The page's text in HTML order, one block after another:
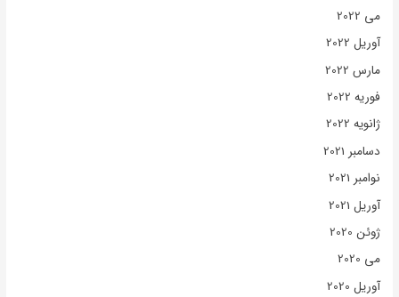
می 2022
آوریل 2022
مارس 2022
فوریه 2022
ژانویه 2022
دسامبر 2021
نوامبر 2021
آوریل 2021
ژوئن 2020
می 2020
آوریل 2020